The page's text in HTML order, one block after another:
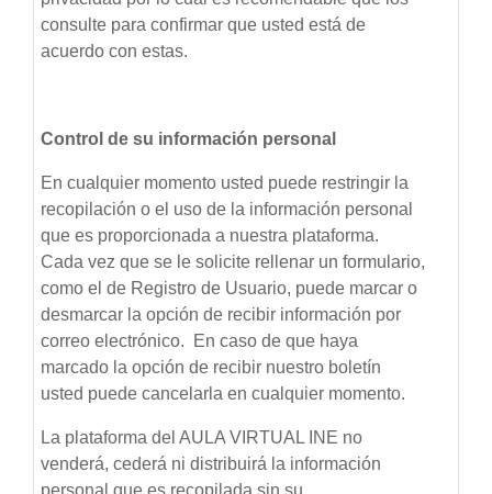
consulte para confirmar que usted está de
acuerdo con estas.
Control de su información personal
En cualquier momento usted puede restringir la
recopilación o el uso de la información personal
que es proporcionada a nuestra plataforma.
Cada vez que se le solicite rellenar un formulario,
como el de Registro de Usuario, puede marcar o
desmarcar la opción de recibir información por
correo electrónico. En caso de que haya
marcado la opción de recibir nuestro boletín
usted puede cancelarla en cualquier momento.
La plataforma del AULA VIRTUAL INE no
venderá, cederá ni distribuirá la información